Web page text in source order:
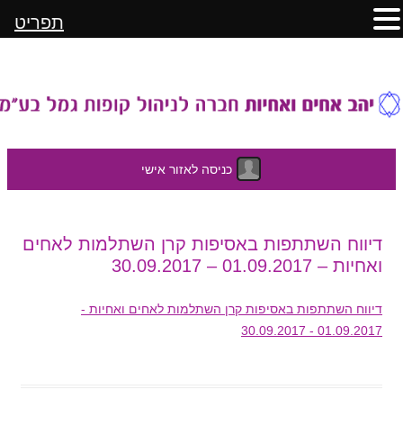
כניסה לאזור אישי
לתוכן
דיווח השתתפות באסיפות קרן השתלמות לאחים
ואחיות – 01.09.2017 – 30.09.2017
דיווח השתתפות באסיפות קרן השתלמות לאחים ואחיות -
01.09.2017 - 30.09.2017
תפריט